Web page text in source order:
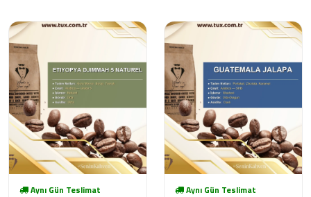
Aynı Gün Teslimat Aynı Gün Teslimat